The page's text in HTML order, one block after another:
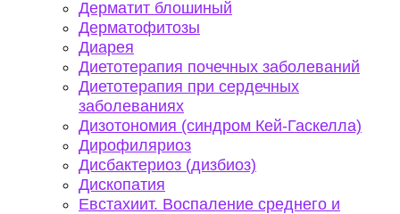
Дерматит блошиный
Дерматофитозы
Диарея
Диетотерапия почечных заболеваний
Диетотерапия при сердечных
заболеваниях
Дизотономия (синдром Кей-Гаскелла)
Дирофиляриоз
Дисбактериоз (дизбиоз)
Дископатия
Евстахиит. Воспаление среднего и